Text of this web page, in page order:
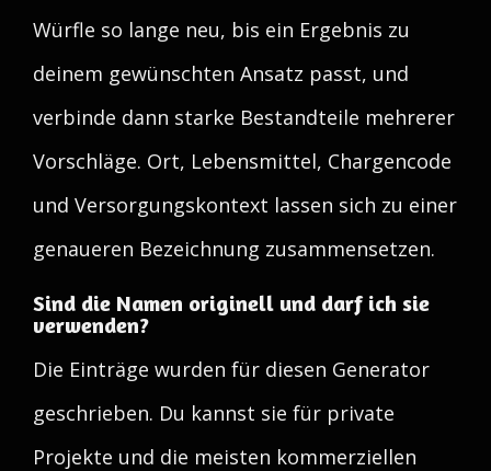
Würfle so lange neu, bis ein Ergebnis zu
deinem gewünschten Ansatz passt, und
verbinde dann starke Bestandteile mehrerer
Vorschläge. Ort, Lebensmittel, Chargencode
und Versorgungskontext lassen sich zu einer
genaueren Bezeichnung zusammensetzen.
Sind die Namen originell und darf ich sie
verwenden?
Die Einträge wurden für diesen Generator
geschrieben. Du kannst sie für private
Projekte und die meisten kommerziellen